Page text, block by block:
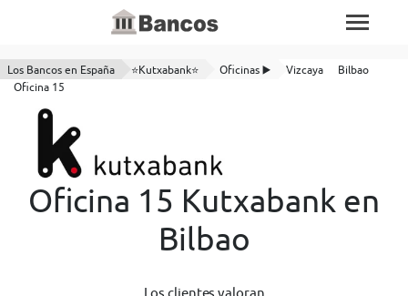
Los Bancos en España ⭐Kutxabank⭐ Oficinas ▶️ Vizcaya
Bilbao
Oficina 15
Oficina 15 Kutxabank en
Bilbao
Los clientes valoran